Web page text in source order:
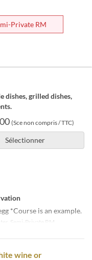
Private RM
dishes, grilled dishes,
(Sce non compris / TTC)
Sélectionner
*Course is an example.
Semi-Private RM
wine or